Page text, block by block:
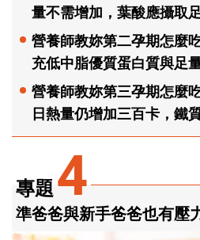
專題4
準爸爸與新手爸爸也有壓
量不需增加，葉酸應攝取
營養師教妳第二孕期怎麼
充低中脂優質蛋白質與足
營養師教妳第三孕期怎麼
日熱量仍增加三百卡，鐵